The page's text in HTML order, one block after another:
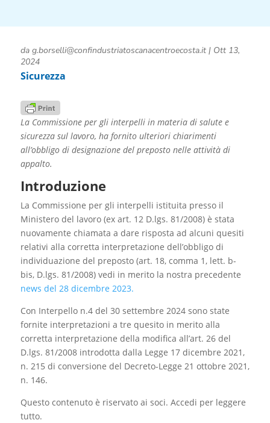
da g.borselli@confindustriatoscanacentroecosta.it| Ott 13,
2024
Sicurezza
La Commissione per gli interpelli in materia di salute e
sicurezza sul lavoro, ha fornito ulteriori chiarimenti
all’obbligo di designazione del preposto nelle attività di
appalto.
Introduzione
La Commissione per gli interpelli istituita presso il
Ministero del lavoro (ex art. 12 D.lgs. 81/2008) è stata
nuovamente chiamata a dare risposta ad alcuni quesiti
relativi alla corretta interpretazione dell’obbligo di
individuazione del preposto (art. 18, comma 1, lett. b-
bis, D.lgs. 81/2008) vedi in merito la nostra precedente
news del 28 dicembre 2023.
Con Interpello n.4 del 30 settembre 2024 sono state
fornite interpretazioni a tre quesito in merito alla
corretta interpretazione della modifica all’art. 26 del
D.lgs. 81/2008 introdotta dalla Legge 17 dicembre 2021,
n. 215 di conversione del Decreto-Legge 21 ottobre 2021,
n. 146.
Questo contenuto è riservato ai soci. Accedi per leggere
tutto.